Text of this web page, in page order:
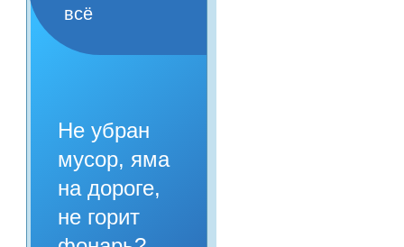
всё
Не убран
мусор, яма
на дороге,
не горит